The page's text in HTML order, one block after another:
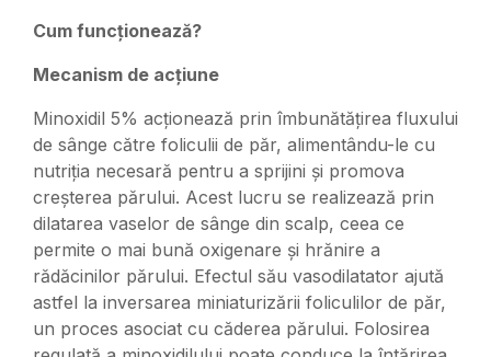
Cum funcționează?
Mecanism de acțiune
Minoxidil 5% acționează prin îmbunătățirea fluxului
de sânge către foliculii de păr, alimentându-le cu
nutriția necesară pentru a sprijini și promova
creșterea părului. Acest lucru se realizează prin
dilatarea vaselor de sânge din scalp, ceea ce
permite o mai bună oxigenare și hrănire a
rădăcinilor părului. Efectul său vasodilatator ajută
astfel la inversarea miniaturizării foliculilor de păr,
un proces asociat cu căderea părului. Folosirea